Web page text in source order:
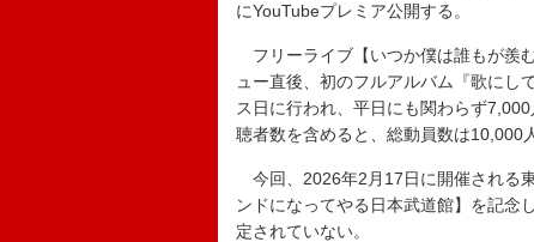
にYouTubeプレミア公開する。
フリーライブ【いつか僕は誰もが羨
ュー直後、初のフルアルバム『歌にし
ス日に行われ、平日にも関わらず
聴者数を含めると、総動員数は10,000
今回、2026年2月17日に開催される
ンドになってやる日本武道館】を記念
定されていない。